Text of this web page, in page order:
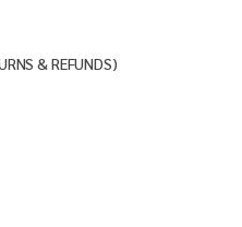
& REFUNDS)